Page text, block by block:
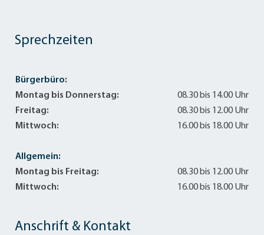
Anschrift & Kontakt
Sprechzeiten
Bürgerbüro:
Montag bis Donnerstag:
08.30 bis 14.00 Uhr
Freitag:
08.30 bis 12.00 Uhr
Mittwoch:
16.00 bis 18.00 Uhr
Allgemein:
Montag bis Freitag:
08.30 bis 12.00 Uhr
Mittwoch:
16.00 bis 18.00 Uhr